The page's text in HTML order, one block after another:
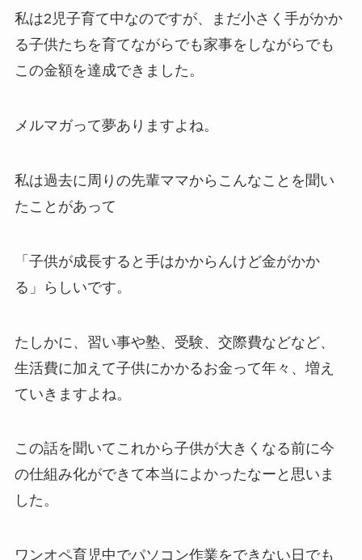
私は2児子育て中なのですが、まだ小さく手がかか
る子供たちを育てながらでも家事をしながらでも
この金額を達成できました。
メルマガって夢ありますよね。
私は過去に周りの先輩ママからこんなことを聞い
たことがあって
「子供が成長すると手はかからんけど金がかか
る」らしいです。
たしかに、習い事や塾、受験、交際費などなど、
生活費に加えて子供にかかるお金って年々、増え
ていきますよね。
この話を聞いてこれから子供が大きくなる前に今
の仕組み化ができて本当によかったなーと思いま
した。
ワンオペ育児中でパソコン作業をできない日でも